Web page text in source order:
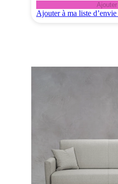
Ajouter à ma liste d’envie